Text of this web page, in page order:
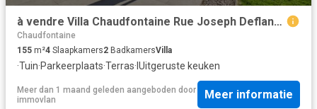
à vendre Villa Chaudfontaine Rue Joseph Deflandre
Chaudfontaine
155 m²4 Slaapkamers2 BadkamersVilla
·Tuin·Parkeerplaats·Terras· IUitgeruste keuken
Meer dan 1 maand geleden aangeboden door
immovlan
Meer informatie